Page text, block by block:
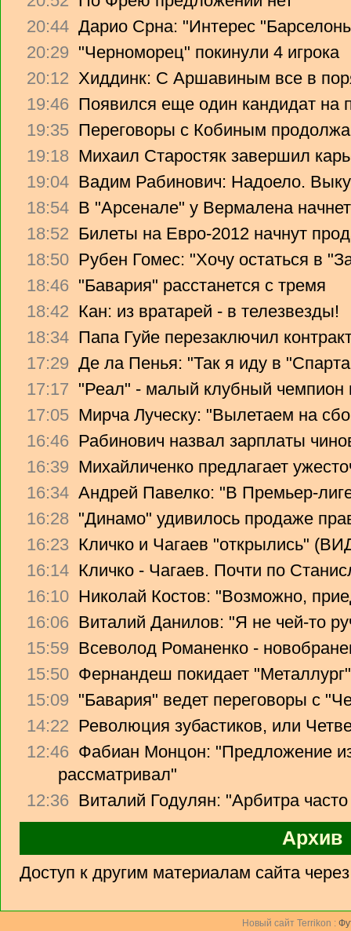
20:44 Дарио Срна: "Интерес
20:29 "Черноморец" покинули 4 игрока
20:12 Хиддинк: С Аршавиным все в
19:46 Появился еще один кандидат на
19:35 Переговоры с Кобиным
19:18 Михаил Старостяк завершил
19:04 Вадим Рабинович: Надоело.
18:54 В "Арсенале" у Вермалена
18:52 Билеты на Евро-2012 начнут
18:50 Рубен Гомес: "Хочу остаться в
18:46 "Бавария" расстанется с тремя
18:42 Кан: из вратарей - в телезвезды!
18:34 Папа Гуйе перезаключил
17:29 Де ла Пенья: "Так я иду в
17:17 "Реал" - малый клубный чемпион
17:05 Мирча Луческу: "Вылетаем на
16:46 Рабинович назвал зарплаты
16:39 Михайличенко предлагает
16:34 Андрей Павелко: "В Премьер-
16:28 "Динамо" удивилось продаже
16:23 Кличко и Чагаев "открылись"
16:14 Кличко - Чагаев. Почти по
16:10 Николай Костов: "Возможно,
16:06 Виталий Данилов: "Я не чей-то
15:59 Всеволод Романенко -
15:50 Фернандеш покидает "Металлург"
15:09 "Бавария" ведет переговоры с
14:22 Революция зубастиков, или
12:46 Фабиан Монцон: "Предложение
рассматривал"
12:36 Виталий Годулян: "Арбитра
Архив
Доступ к другим материалам сайта
Новый сайт Terrikon :